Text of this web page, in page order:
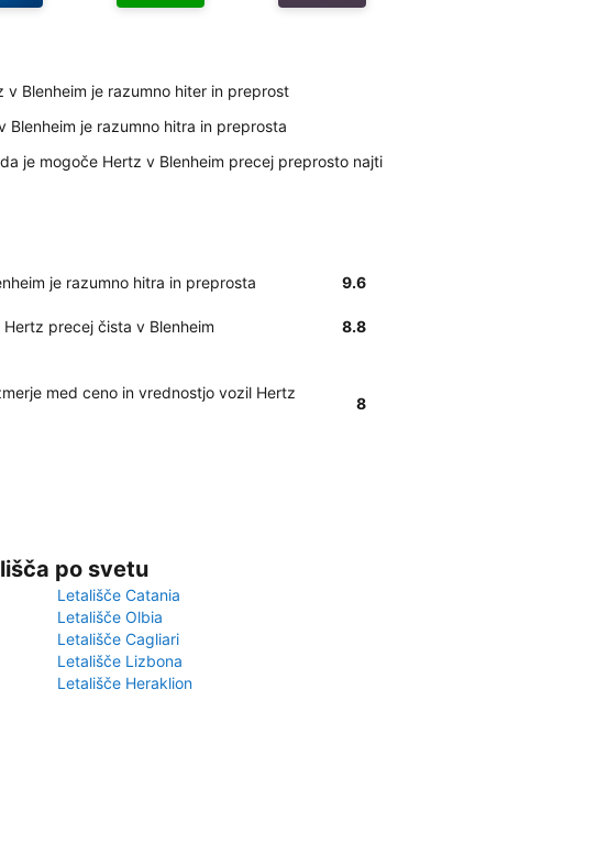
v Blenheim je razumno hiter in preprost
Blenheim je razumno hitra in preprosta
je mogoče Hertz v Blenheim precej preprosto najti
je razumno hitra in preprosta 9.6
precej čista v Blenheim 8.8
med ceno in vrednostjo vozil Hertz
8
po svetu
Letališče Catania
Letališče Olbia
Letališče Cagliari
Letališče Lizbona
Letališče Heraklion